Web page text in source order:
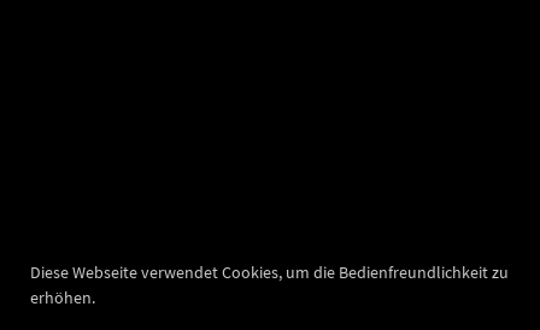
Diese Webseite verwendet Cookies, um die Bedienfreundlichkeit zu
erhöhen.